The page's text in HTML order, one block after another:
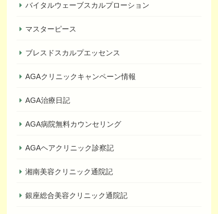
バイタルウェーブスカルプローション
マスターピース
ブレスドスカルプエッセンス
AGAクリニックキャンペーン情報
AGA治療日記
AGA病院無料カウンセリング
AGAヘアクリニック診察記
湘南美容クリニック通院記
銀座総合美容クリニック通院記